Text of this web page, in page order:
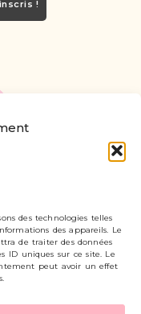
des technologies telles
des appareils. Le
de traiter des données
ID uniques sur ce site. Le
peut avoir un effet
!